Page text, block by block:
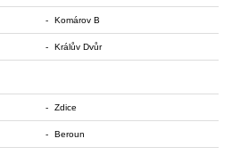
- Komárov B
- Králův Dvůr
- Zdice
- Beroun